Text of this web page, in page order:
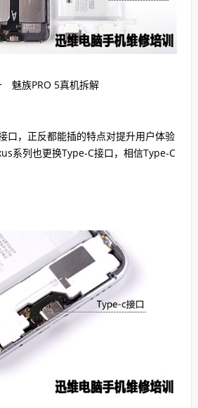
魅族PRO 5真机拆解
，正反都能插的特点对提升用户体验
系列也更换Type-C接口，相信Type-C